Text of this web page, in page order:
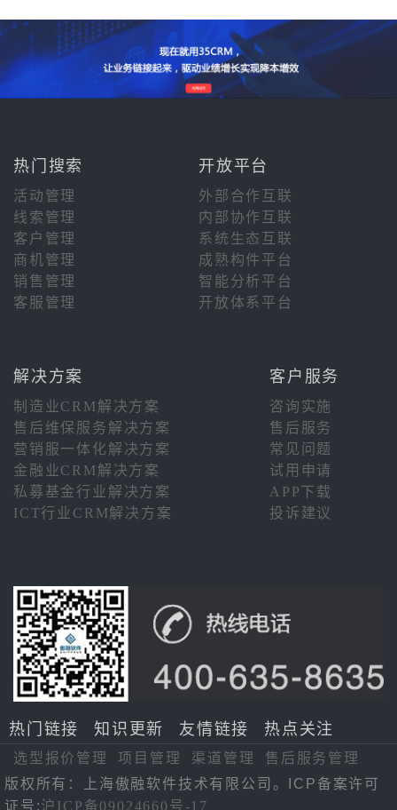
热门搜索 开放平台
活动管理
外部合作互联
线索管理
内部协作互联
客户管理
系统生态互联
商机管理
成熟构件平台
销售管理
智能分析平台
客服管理
开放体系平台
解决方案 客户服务
制造业CRM解决方案
咨询实施
售后维保服务解决方案
售后服务
营销服一体化解决方案
常见问题
金融业CRM解决方案
试用申请
私募基金行业解决方案
APP下载
ICT行业CRM解决方案
投诉建议
热门链接 知识更新 友情链接 热点关注
选型报价管理 项目管理 渠道管理
售后服务管理
版权所有：上海傲融软件技术有限公司。ICP备案许可
证号:沪ICP备09024660号-17